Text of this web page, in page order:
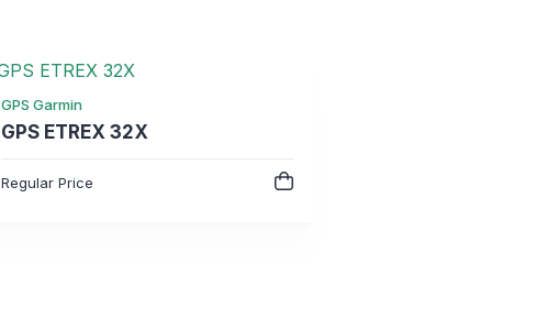
GPS Garmin
GPS ETREX 32X
Regular Price